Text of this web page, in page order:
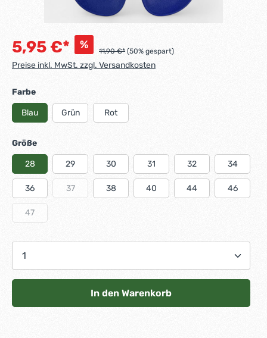
5,95 €* % 11,90 €* (50% gespart)
Preise inkl. MwSt. zzgl. Versandkosten
Farbe
Blau Grün Rot
Größe
28 29 30 31 32 34
36 37 38 40 44 46
47
Produkt Anzahl: Gib den gewünschten
In den Warenkorb